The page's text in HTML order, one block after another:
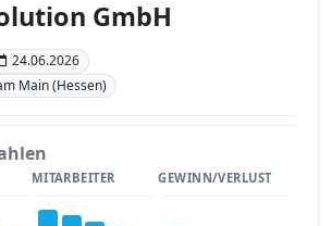
GmbH
24.06.2026
Main (Hessen)
MITARBEITER GEWINN/VERLUST